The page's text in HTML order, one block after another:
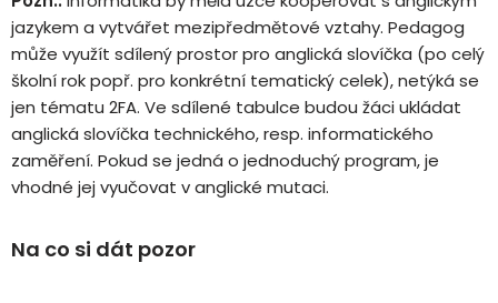
jazykem a vytvářet mezipředmětové vztahy. Pedagog
může využít sdílený prostor pro anglická slovíčka (po celý
školní rok popř. pro konkrétní tematický celek), netýká se
jen tématu 2FA. Ve sdílené tabulce budou žáci ukládat
anglická slovíčka technického, resp. informatického
zaměření. Pokud se jedná o jednoduchý program, je
vhodné jej vyučovat v anglické mutaci.
Na co si dát pozor